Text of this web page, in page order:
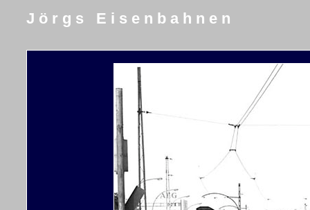
J ö r g s E i s e n b a h n e n